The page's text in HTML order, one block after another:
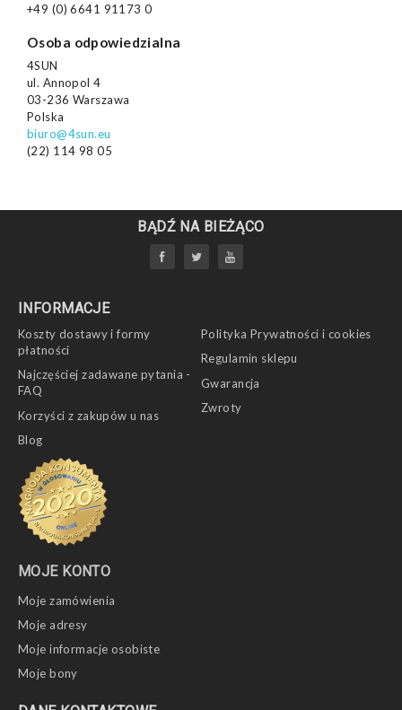
+49 (0) 6641 91173 0
Osoba odpowiedzialna
4SUN
ul. Annopol 4
03-236 Warszawa
Polska
biuro@4sun.eu
(22) 114 98 05
BĄDŹ NA BIEŻĄCO
INFORMACJE
Koszty dostawy i formy
płatności
Najczęściej zadawane pytania -
FAQ
Korzyści z zakupów u nas
Blog
Polityka Prywatności i cookies
Regulamin sklepu
Gwarancja
Zwroty
MOJE KONTO
Moje zamówienia
Moje adresy
Moje informacje osobiste
Moje bony